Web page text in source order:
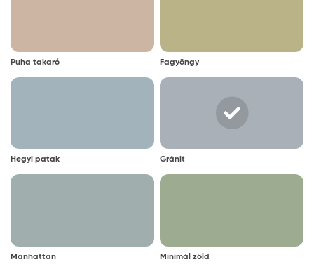
Puha takaró Fagyöngy
Hegyi patak Gránit
Manhattan Minimál zöld